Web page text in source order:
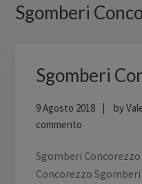
Sgomberi
Sgomberi
9 Agosto 2018 by
commento
Sgomberi
Concorezzo
Barra
laterale